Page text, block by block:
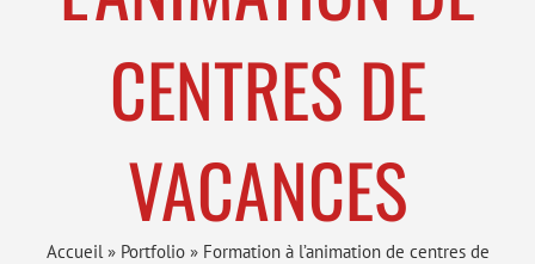
CENTRES DE
VACANCES
Accueil » Portfolio» Formation à l’animation de centres de